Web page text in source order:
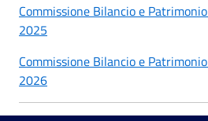
Commissione Bilancio e
2025
Commissione Bilancio e
2026